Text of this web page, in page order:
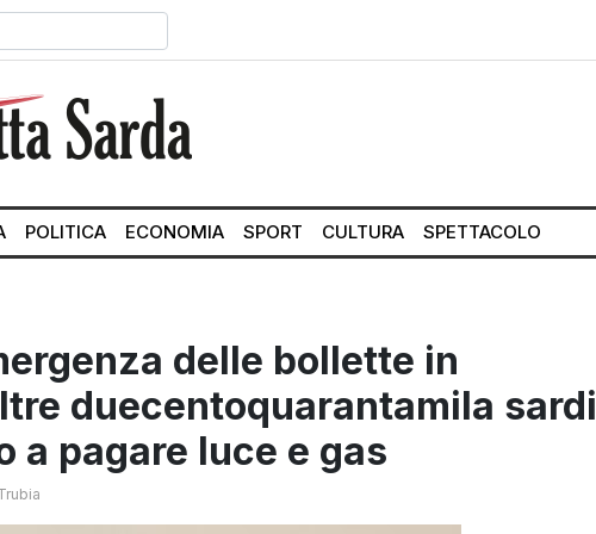
POLITICA ECONOMIA SPORT CULTURA SPETTACOLO
delle bollette in
duecentoquarantamila sardi
a pagare luce e gas